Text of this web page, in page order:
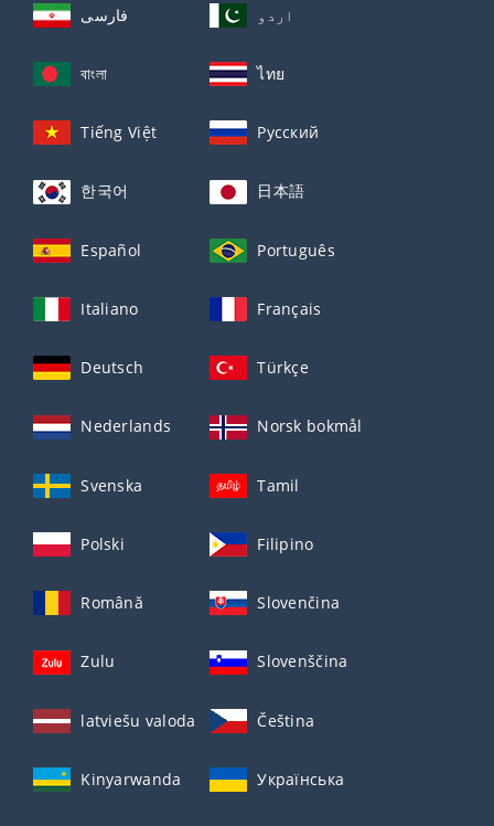
فارسی اردو
বাংলা ไทย
Tiếng Việt Русский
한국어 日本語
Español Português
Italiano Français
Deutsch Türkçe
Nederlands Norsk bokmål
Svenska Tamil
Polski Filipino
Română Slovenčina
Zulu Slovenščina
latviešu valoda Čeština
Kinyarwanda Українська